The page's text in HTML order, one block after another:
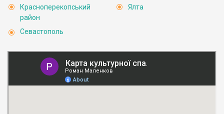
Красноперекопський
район
Севастополь
Ялта